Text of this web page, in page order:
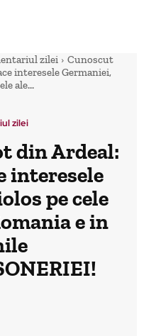
zilei
Cunoscut
interesele Germaniei,
ale...
zilei
din Ardeal:
interesele
pe cele
e in